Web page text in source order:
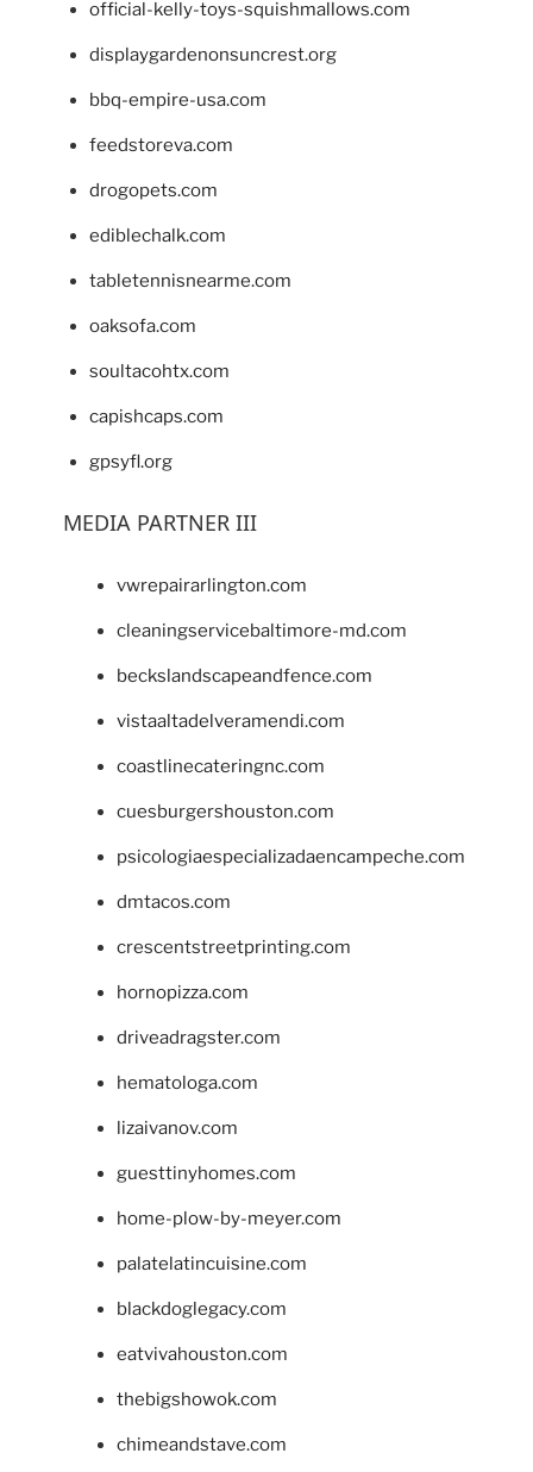
official-kelly-toys-squishmallows.com
displaygardenonsuncrest.org
bbq-empire-usa.com
feedstoreva.com
drogopets.com
ediblechalk.com
tabletennisnearme.com
oaksofa.com
soultacohtx.com
capishcaps.com
gpsyfl.org
MEDIA PARTNER III
vwrepairarlington.com
cleaningservicebaltimore-md.com
beckslandscapeandfence.com
vistaaltadelveramendi.com
coastlinecateringnc.com
cuesburgershouston.com
psicologiaespecializadaencampeche.com
dmtacos.com
crescentstreetprinting.com
hornopizza.com
driveadragster.com
hematologa.com
lizaivanov.com
guesttinyhomes.com
home-plow-by-meyer.com
palatelatincuisine.com
blackdoglegacy.com
eatvivahouston.com
thebigshowok.com
chimeandstave.com